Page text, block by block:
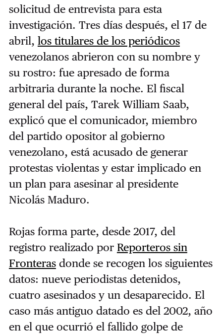
solicitud de entrevista para esta
investigación. Tres días después, el 17 de
abril, los titulares de los periódicos
venezolanos abrieron con su nombre y
su rostro: fue apresado de forma
arbitraria durante la noche. El fiscal
general del país, Tarek William Saab,
explicó que el comunicador, miembro
del partido opositor al gobierno
venezolano, está acusado de generar
protestas violentas y estar implicado en
un plan para asesinar al presidente
Nicolás Maduro.
Rojas forma parte, desde 2017, del
registro realizado por Reporteros sin
Fronterasdonde se recogen los siguientes
datos: nueve periodistas detenidos,
cuatro asesinados y un desaparecido. El
caso más antiguo datado es del 2002, año
en el que ocurrió el fallido golpe de